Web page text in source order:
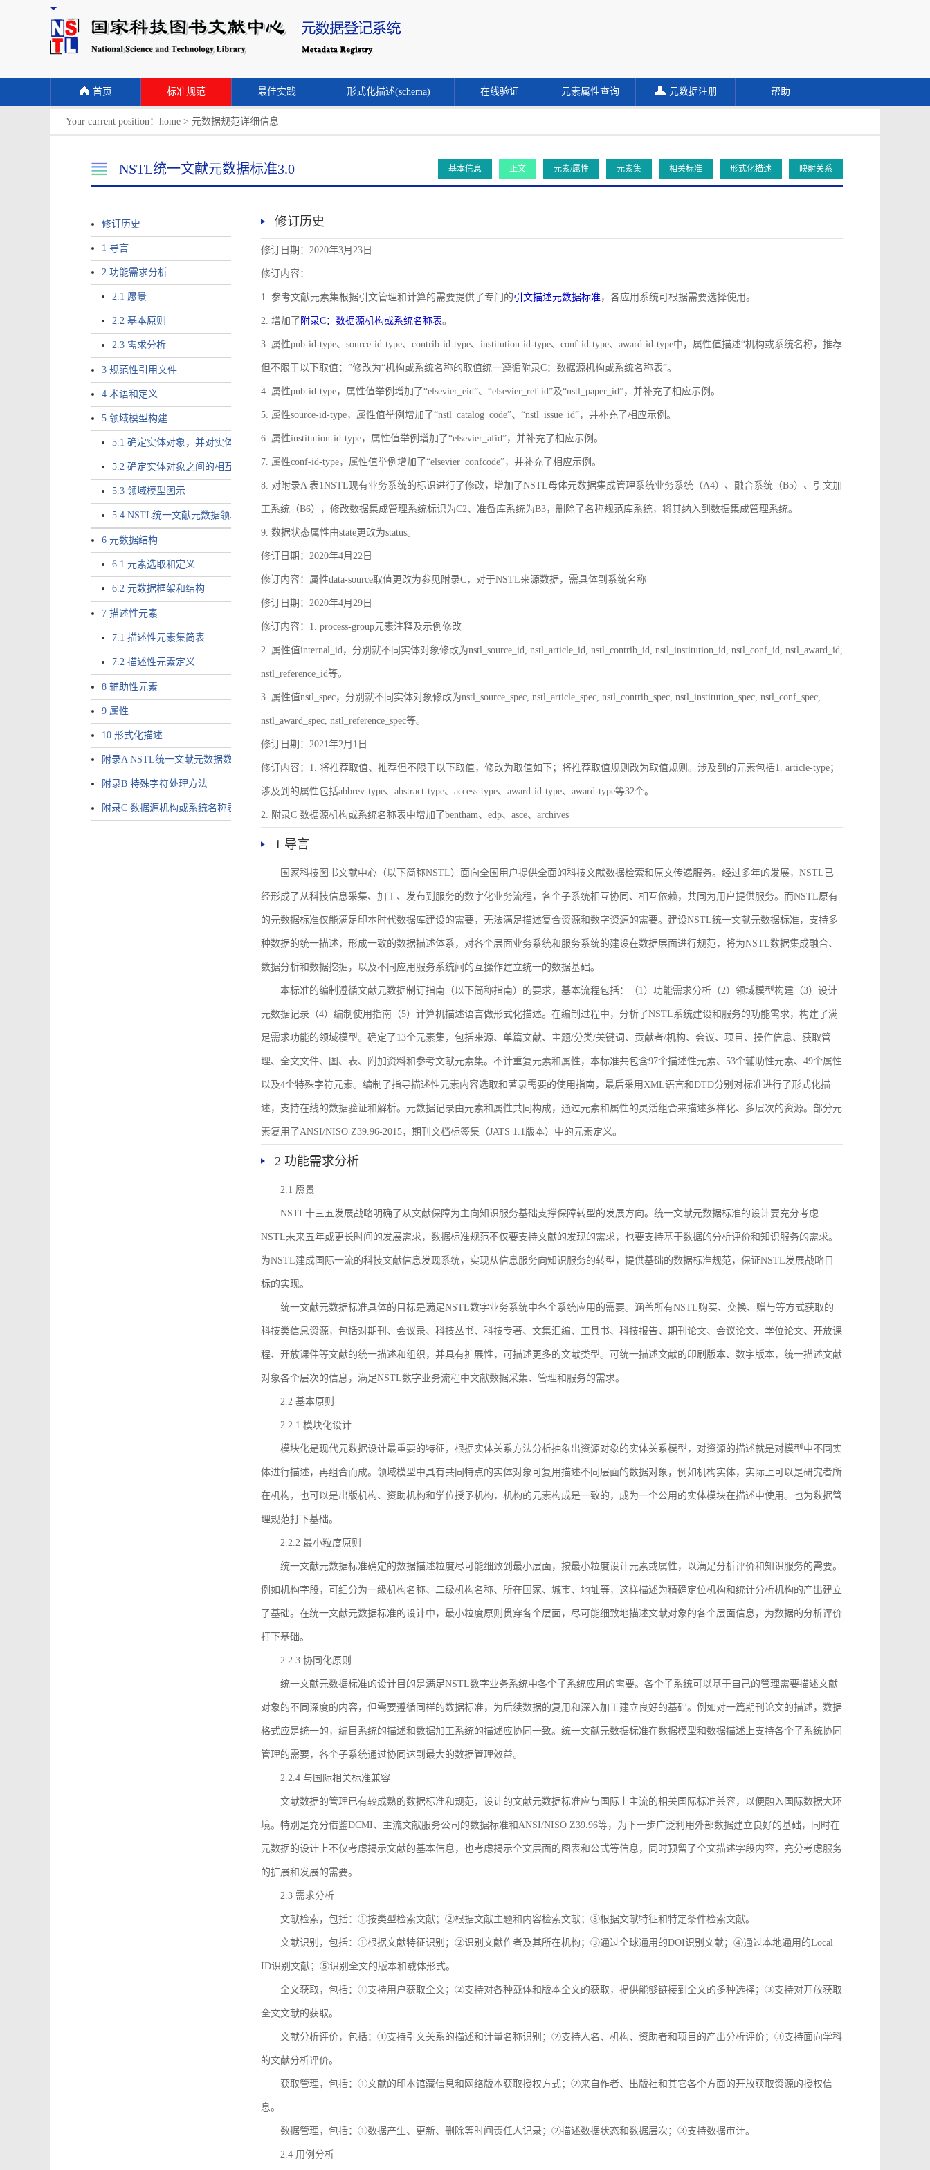
首页 标准规范 最佳实践 形式化描述(schema) 在线验证 元素属性查询 元数据注册 帮助
Your current position： home > 元数据规范详细信息
NSTL统一文献元数据标准3.0 基本信息 正文 元素/属性 元素集 相关标准 形式化描述 映射关系
修订历史
1 导言
2 功能需求分析
2.1 愿景
2.2 基本原则
2.3 需求分析
3 规范性引用文件
4 术语和定义
5 领域模型构建
5.1 确定实体对象，并对实体对象命名
5.2 确定实体对象之间的相互关系，定义实体对象之间的关联和约束
5.3 领域模型图示
5.4 NSTL统一文献元数据领域模型的验证
6 元数据结构
6.1 元素选取和定义
6.2 元数据框架和结构
7 描述性元素
7.1 描述性元素集简表
7.2 描述性元素定义
8 辅助性元素
9 属性
10 形式化描述
附录A NSTL统一文献元数据数据唯一标识符规则
附录B 特殊字符处理方法
附录C 数据源机构或系统名称表
修订历史
修订日期：2020年3月23日
修订内容：
1. 参考文献元素集根据引文管理和计算的需要提供了专门的引文描述元数据标准 ，各应用系统可根据需要选择使用。
2. 增加了 附录C：数据源机构或系统名称表。
3. 属性pub-id-type、source-id-type、contrib-id-type、institution-id-type、conf-id-type、award-id-type中，属性值描述“机构或系统名称，推荐
但不限于以下取值：”修改为“机构或系统名称的取值统一遵循附录C：数据源机构或系统名称表”。
4. 属性pub-id-type，属性值举例增加了“elsevier_eid”、“elsevier_ref-id”及“nstl_paper_id”，并补充了相应示例。
5. 属性source-id-type，属性值举例增加了“nstl_catalog_code”、“nstl_issue_id”，并补充了相应示例。
6. 属性institution-id-type，属性值举例增加了“elsevier_afid”，并补充了相应示例。
7. 属性conf-id-type，属性值举例增加了“elsevier_confcode”，并补充了相应示例。
8. 对附录A 表1NSTL现有业务系统的标识进行了修改，增加了NSTL母体元数据集成管理系统业务系统（A4）、融合系统（B5）、引文加
工系统（B6），修改数据集成管理系统标识为C2、准备库系统为B3，删除了名称规范库系统，将其纳入到数据集成管理系统。
9. 数据状态属性由state更改为status。
修订日期：2020年4月22日
修订内容：属性data-source取值更改为参见附录C，对于NSTL来源数据，需具体到系统名称
修订日期：2020年4月29日
修订内容：1. process-group元素注释及示例修改
2. 属性值internal_id，分别就不同实体对象修改为nstl_source_id, nstl_article_id, nstl_contrib_id, nstl_institution_id, nstl_conf_id, nstl_award_id,
nstl_reference_id等。
3. 属性值nstl_spec，分别就不同实体对象修改为nstl_source_spec, nstl_article_spec, nstl_contrib_spec, nstl_institution_spec, nstl_conf_spec,
nstl_award_spec, nstl_reference_spec等。
修订日期：2021年2月1日
修订内容：1. 将推荐取值、推荐但不限于以下取值，修改为取值如下；将推荐取值规则改为取值规则。涉及到的元素包括1. article-type；
涉及到的属性包括abbrev-type、abstract-type、access-type、award-id-type、award-type等32个。
2. 附录C 数据源机构或系统名称表中增加了bentham、edp、asce、archives
1 导言
国家科技图书文献中心（以下简称NSTL）面向全国用户提供全面的科技文献数据检索和原文传递服务。经过多年的发展，NSTL已
经形成了从科技信息采集、加工、发布到服务的数字化业务流程，各个子系统相互协同、相互依赖，共同为用户提供服务。而NSTL原有
的元数据标准仅能满足印本时代数据库建设的需要，无法满足描述复合资源和数字资源的需要。建设NSTL统一文献元数据标准，支持多
种数据的统一描述，形成一致的数据描述体系，对各个层面业务系统和服务系统的建设在数据层面进行规范，将为NSTL数据集成融合、
数据分析和数据挖掘，以及不同应用服务系统间的互操作建立统一的数据基础。
本标准的编制遵循文献元数据制订指南（以下简称指南）的要求，基本流程包括：（1）功能需求分析（2）领域模型构建（3）设计
元数据记录（4）编制使用指南（5）计算机描述语言做形式化描述。在编制过程中，分析了NSTL系统建设和服务的功能需求，构建了满
足需求功能的领域模型。确定了13个元素集，包括来源、单篇文献、主题/分类/关键词、贡献者/机构、会议、项目、操作信息、获取管
理、全文文件、图、表、附加资料和参考文献元素集。不计重复元素和属性，本标准共包含97个描述性元素、53个辅助性元素、49个属性
以及4个特殊字符元素。编制了指导描述性元素内容选取和著录需要的使用指南，最后采用XML语言和DTD分别对标准进行了形式化描
述，支持在线的数据验证和解析。元数据记录由元素和属性共同构成，通过元素和属性的灵活组合来描述多样化、多层次的资源。部分元
素复用了ANSI/NISO Z39.96-2015，期刊文档标签集（JATS 1.1版本）中的元素定义。
2 功能需求分析
2.1 愿景
NSTL十三五发展战略明确了从文献保障为主向知识服务基础支撑保障转型的发展方向。统一文献元数据标准的设计要充分考虑
NSTL未来五年或更长时间的发展需求，数据标准规范不仅要支持文献的发现的需求，也要支持基于数据的分析评价和知识服务的需求。
为NSTL建成国际一流的科技文献信息发现系统，实现从信息服务向知识服务的转型，提供基础的数据标准规范，保证NSTL发展战略目
标的实现。
统一文献元数据标准具体的目标是满足NSTL数字业务系统中各个系统应用的需要。涵盖所有NSTL购买、交换、赠与等方式获取的
科技类信息资源，包括对期刊、会议录、科技丛书、科技专著、文集汇编、工具书、科技报告、期刊论文、会议论文、学位论文、开放课
程、开放课件等文献的统一描述和组织，并具有扩展性，可描述更多的文献类型。可统一描述文献的印刷版本、数字版本，统一描述文献
对象各个层次的信息，满足NSTL数字业务流程中文献数据采集、管理和服务的需求。
2.2 基本原则
2.2.1 模块化设计
模块化是现代元数据设计最重要的特征，根据实体关系方法分析抽象出资源对象的实体关系模型，对资源的描述就是对模型中不同实
体进行描述，再组合而成。领域模型中具有共同特点的实体对象可复用描述不同层面的数据对象，例如机构实体，实际上可以是研究者所
在机构，也可以是出版机构、资助机构和学位授予机构，机构的元素构成是一致的，成为一个公用的实体模块在描述中使用。也为数据管
理规范打下基础。
2.2.2 最小粒度原则
统一文献元数据标准确定的数据描述粒度尽可能细致到最小层面，按最小粒度设计元素或属性，以满足分析评价和知识服务的需要。
例如机构字段，可细分为一级机构名称、二级机构名称、所在国家、城市、地址等，这样描述为精确定位机构和统计分析机构的产出建立
了基础。在统一文献元数据标准的设计中，最小粒度原则贯穿各个层面，尽可能细致地描述文献对象的各个层面信息，为数据的分析评价
打下基础。
2.2.3 协同化原则
统一文献元数据标准的设计目的是满足NSTL数字业务系统中各个子系统应用的需要。各个子系统可以基于自己的管理需要描述文献
对象的不同深度的内容，但需要遵循同样的数据标准，为后续数据的复用和深入加工建立良好的基础。例如对一篇期刊论文的描述，数据
格式应是统一的，编目系统的描述和数据加工系统的描述应协同一致。统一文献元数据标准在数据模型和数据描述上支持各个子系统协同
管理的需要，各个子系统通过协同达到最大的数据管理效益。
2.2.4 与国际相关标准兼容
文献数据的管理已有较成熟的数据标准和规范，设计的文献元数据标准应与国际上主流的相关国际标准兼容，以便融入国际数据大环
境。特别是充分借鉴DCMI、主流文献服务公司的数据标准和ANSI/NISO Z39.96等，为下一步广泛利用外部数据建立良好的基础，同时在
元数据的设计上不仅考虑揭示文献的基本信息，也考虑揭示全文层面的图表和公式等信息，同时预留了全文描述字段内容，充分考虑服务
的扩展和发展的需要。
2.3 需求分析
文献检索，包括：①按类型检索文献；②根据文献主题和内容检索文献；③根据文献特征和特定条件检索文献。
文献识别，包括：①根据文献特征识别；②识别文献作者及其所在机构；③通过全球通用的DOI识别文献；④通过本地通用的Local
ID识别文献；⑤识别全文的版本和载体形式。
全文获取，包括：①支持用户获取全文；②支持对各种载体和版本全文的获取，提供能够链接到全文的多种选择；③支持对开放获取
全文文献的获取。
文献分析评价，包括：①支持引文关系的描述和计量名称识别；②支持人名、机构、资助者和项目的产出分析评价；③支持面向学科
的文献分析评价。
获取管理，包括：①文献的印本馆藏信息和网络版本获取授权方式；②来自作者、出版社和其它各个方面的开放获取资源的授权信
息。
数据管理，包括：①数据产生、更新、删除等时间责任人记录；②描述数据状态和数据层次；③支持数据审计。
2.4 用例分析